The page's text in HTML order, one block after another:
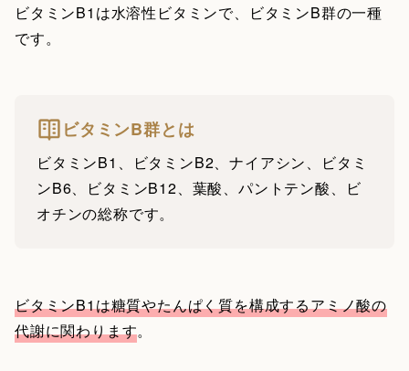
ビタミンB1は水溶性ビタミンで、ビタミンB群の一種
です。
ビタミンB群とは
ビタミンB1、ビタミンB2、ナイアシン、ビタミ
ンB6、ビタミンB12、葉酸、パントテン酸、ビ
オチンの総称です。
ビタミンB1は糖質やたんぱく質を構成するアミノ酸の
代謝に関わります。